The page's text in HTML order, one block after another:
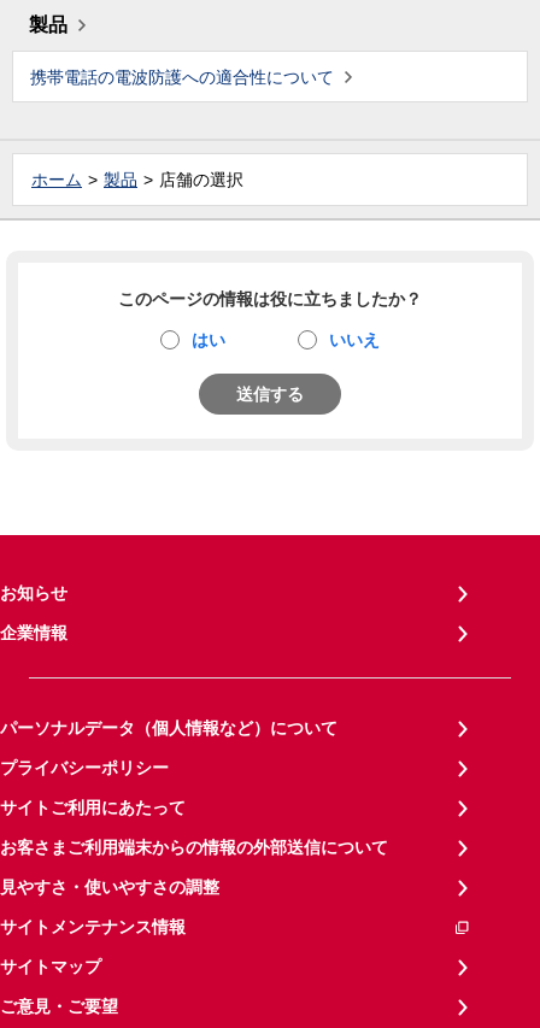
製品
携帯電話の電波防護への適合性について
ホーム 製品 店舗の選択
このページの情報は役に立ちましたか？
はい いいえ
送信する
お知らせ
企業情報
パーソナルデータ（個人情報など）について
プライバシーポリシー
サイトご利用にあたって
お客さまご利用端末からの情報の外部送信について
見やすさ・使いやすさの調整
サイトメンテナンス情報
サイトマップ
ご意見・ご要望